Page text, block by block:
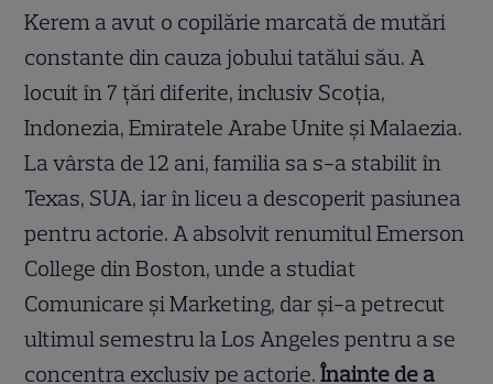
Kerem a avut o copilărie marcată de mutări
constante din cauza jobului tatălui său. A
locuit în 7 țări diferite, inclusiv Scoția,
Indonezia, Emiratele Arabe Unite și Malaezia.
La vârsta de 12 ani, familia sa s-a stabilit în
Texas, SUA, iar în liceu a descoperit pasiunea
pentru actorie. A absolvit renumitul Emerson
College din Boston, unde a studiat
Comunicare și Marketing, dar și-a petrecut
ultimul semestru la Los Angeles pentru a se
concentra exclusiv pe actorie. Înainte de a